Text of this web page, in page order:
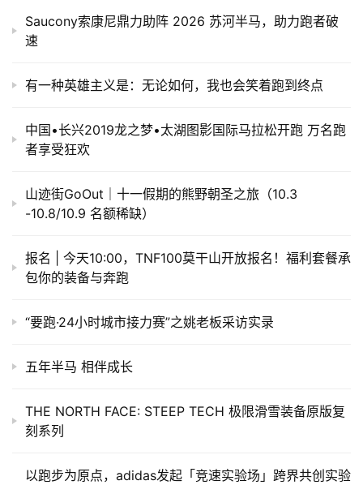
Saucony索康尼鼎力助阵 2026 苏河半马，助力跑者破
速
有一种英雄主义是：无论如何，我也会笑着跑到终点
中国•长兴2019龙之梦•太湖图影国际马拉松开跑 万名跑
者享受狂欢
山迹街GoOut｜十一假期的熊野朝圣之旅（10.3
-10.8/10.9 名额稀缺）
报名 | 今天10:00，TNF100莫干山开放报名！福利套餐承
包你的装备与奔跑
“要跑·24小时城市接力赛”之姚老板采访实录
五年半马 相伴成长
THE NORTH FACE: STEEP TECH 极限滑雪装备原版复
刻系列
以跑步为原点，adidas发起「竞速实验场」跨界共创实验